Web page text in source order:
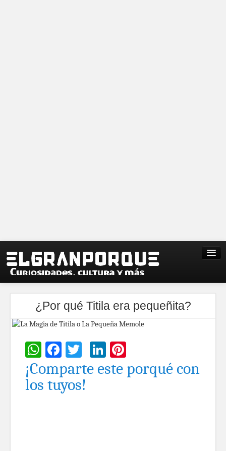
¿Por qué Titila era pequeñita?
WhatsApp
Facebook
TwitterLinkedIn
¡Comparte este porqué con
los tuyos!